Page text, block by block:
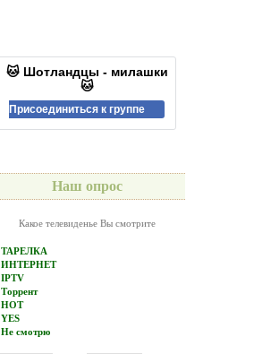
🐱 Шотландцы - милашки
🐱
Присоединиться к группе
Наш опрос
Какое телевиденье Вы смотрите
ТАРЕЛКА
ИНТЕРНЕТ
IPTV
Торрент
HOT
YES
Не смотрю